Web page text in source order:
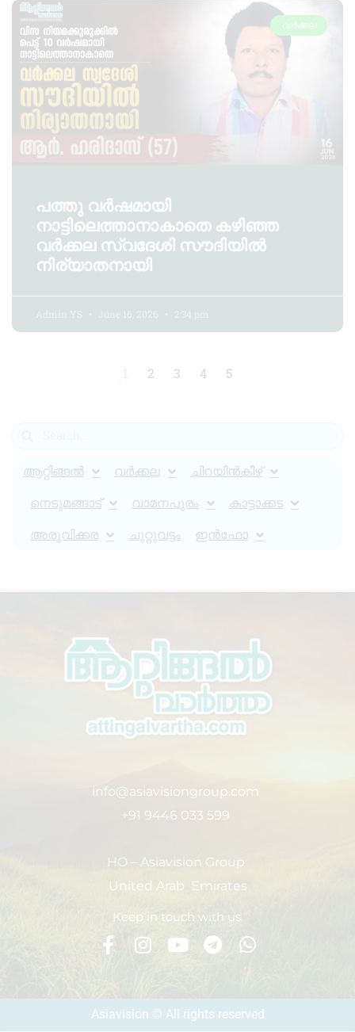
വർക്കല
പത്തു വർഷമായി
നാട്ടിലെത്താനാകാതെ കഴിഞ്ഞ
വർക്കല സ്വദേശി സൗദിയിൽ
നിര്യാതനായി
Admin YS June 16, 2026 2:34 pm
1 2 3 4 5
ആറ്റിങ്ങൽ വർക്കല ചിറയിൻകീഴ്
നെടുമങ്ങാട് വാമനപുരം കാട്ടാക്കട
അരുവിക്കര ചുറ്റുവട്ടം ഇൻഫോ
info@asiavisiongroup.com
+91 9446 033 599
HO – Asiavision Group
United Arab Emirates
Keep in touch with us.
Asiavision © All rights reserved